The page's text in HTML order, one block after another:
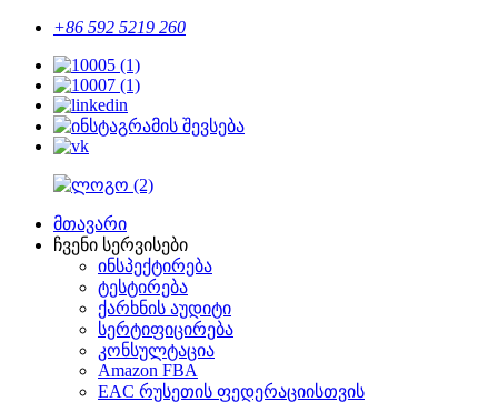
+86 592 5219 260
მთავარი
ჩვენი სერვისები
ინსპექტირება
ტესტირება
ქარხნის აუდიტი
სერტიფიცირება
კონსულტაცია
Amazon FBA
EAC რუსეთის ფედერაციისთვის